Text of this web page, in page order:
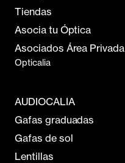
Tiendas
Asocia tu Óptica
Asociados Área Privada
Opticalia
AUDIOCALIA
Gafas graduadas
Gafas de sol
Lentillas